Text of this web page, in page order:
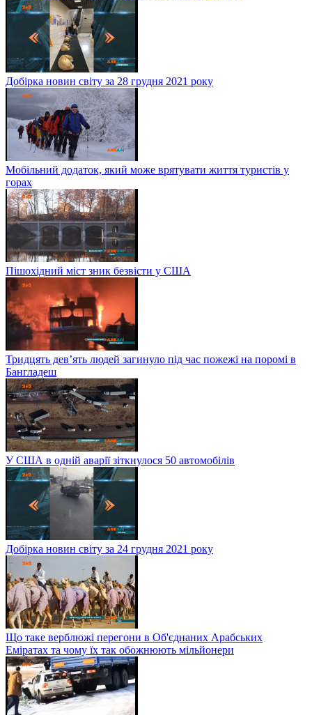
Добірка новин світу за 28 грудня 2021 року
Мобільний додаток, який може врятувати життя туристів у
горах
Пішохідний міст зник безвісти у США
Тридцять дев’ять людей загинуло під час пожежі на поромі в
Бангладеш
У США в одній аварії зіткнулося 50 автомобілів
Добірка новин світу за 24 грудня 2021 року
Що таке верблюжі перегони в Об'єднаних Арабських
Еміратах та чому їх так обожнюють мільйонери